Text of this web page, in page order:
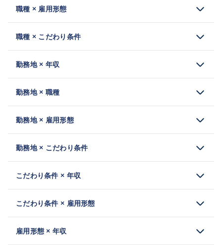
職種 × 雇用形態
職種 × こだわり条件
勤務地 × 年収
勤務地 × 職種
勤務地 × 雇用形態
勤務地 × こだわり条件
こだわり条件 × 年収
こだわり条件 × 雇用形態
雇用形態 × 年収